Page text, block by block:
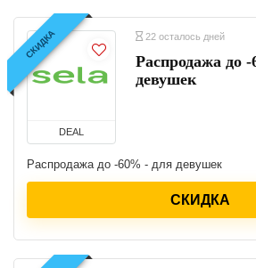
СКИДКА
DEAL
22 осталось дней
Распродажа до
девушек
Распродажа до -60% - для девушек
СКИДКА